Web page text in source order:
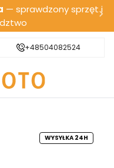
— sprawdzony sprzęt i
Bezpieczna wysyłka
+48504082524
WYSYŁKA 24H